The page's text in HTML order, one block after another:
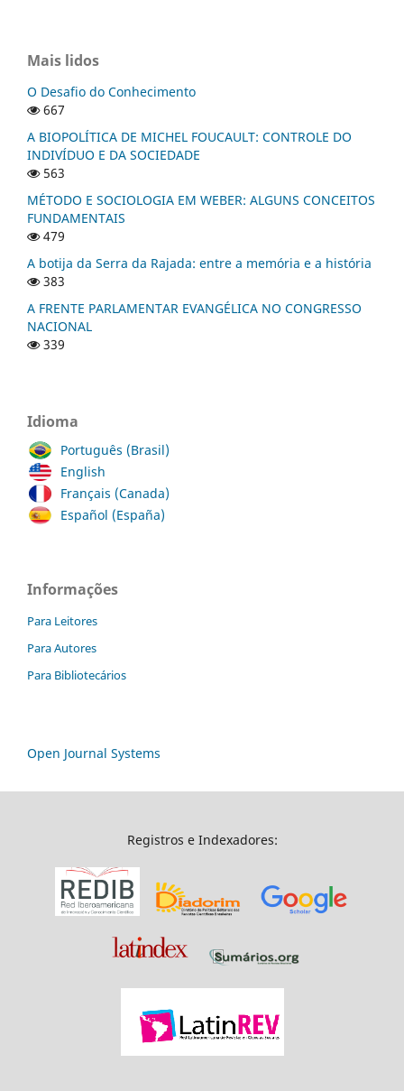
Mais lidos
O Desafio do Conhecimento
667
A BIOPOLÍTICA DE MICHEL FOUCAULT: CONTROLE DO
INDIVÍDUO E DA SOCIEDADE
563
MÉTODO E SOCIOLOGIA EM WEBER: ALGUNS CONCEITOS
FUNDAMENTAIS
479
A botija da Serra da Rajada: entre a memória e a história
383
A FRENTE PARLAMENTAR EVANGÉLICA NO CONGRESSO
NACIONAL
339
Idioma
Português (Brasil)
English
Français (Canada)
Español (España)
Informações
Para Leitores
Para Autores
Para Bibliotecários
Open Journal Systems
Registros e Indexadores: